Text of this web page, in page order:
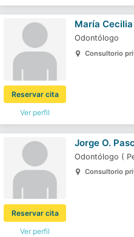
Ver perfil
Reservar cita
María
Odontólogo
Consultorio
Ver perfil
Reservar cita
Jorge O.
Odontólogo (
Consultorio